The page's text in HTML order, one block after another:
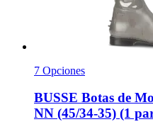
7 Opciones
BUSSE Botas de
NN (45/34-​35) (1